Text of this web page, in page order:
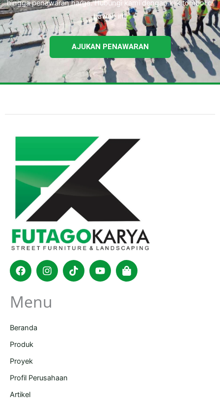
hingga penawaran harga. Hubungi kami dengan klik tombol di
bawah ini.
AJUKAN PENAWARAN
FacebookInstagram
TiktokYoutubeShopping-
bag
Menu
Beranda
Produk
Proyek
Profil Perusahaan
Artikel